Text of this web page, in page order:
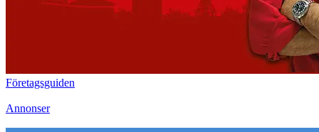
Företagsguiden
Annonser